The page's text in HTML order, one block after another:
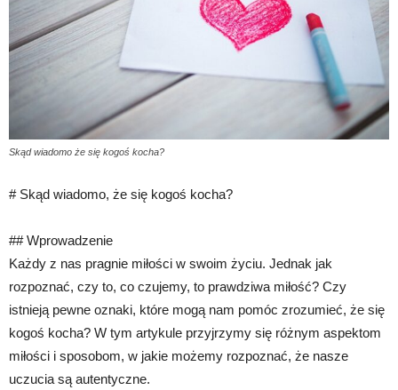
Skąd wiadomo że się kogoś kocha?
# Skąd wiadomo, że się kogoś kocha?
## Wprowadzenie
Każdy z nas pragnie miłości w swoim życiu. Jednak jak
rozpoznać, czy to, co czujemy, to prawdziwa miłość? Czy
istnieją pewne oznaki, które mogą nam pomóc zrozumieć, że się
kogoś kocha? W tym artykule przyjrzymy się różnym aspektom
miłości i sposobom, w jakie możemy rozpoznać, że nasze
uczucia są autentyczne.